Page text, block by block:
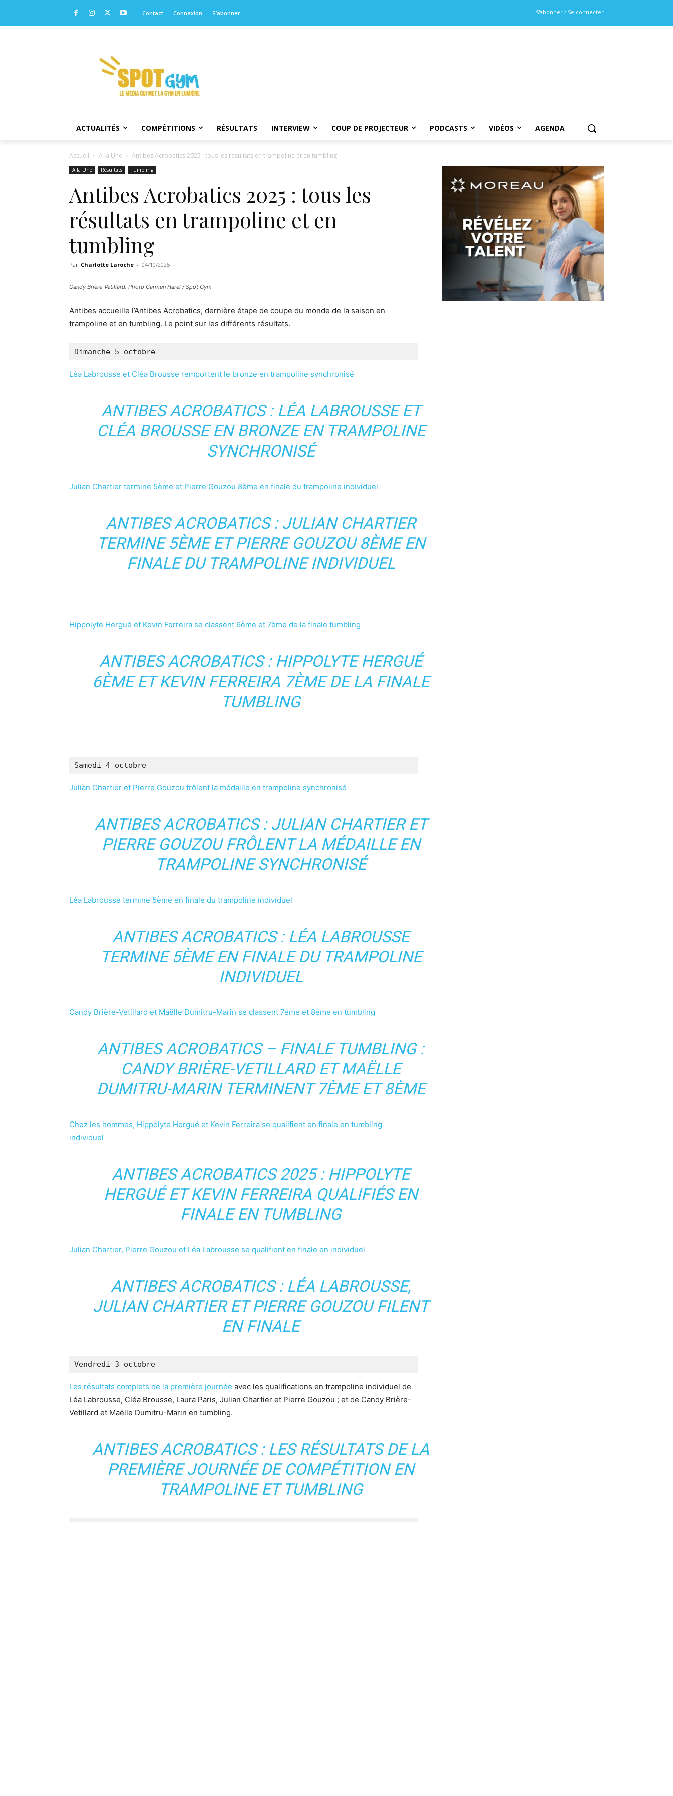
S'abonner / Se connecter
Contact Connexion S’abonner
ACTUALITÉS COMPÉTITIONS RÉSULTATS INTERVIEW COUP DE PROJECTEUR PODCASTS VIDÉOS AGENDA
Accueil A la Une Antibes Acrobatics 2025 : tous les résultats en trampoline et en tumbling
A la Une Résultats Tumbling
Antibes Acrobatics 2025 : tous les
résultats en trampoline et en
tumbling
Par Charlotte Laroche - 04/10/2025
Candy Brière-Vetillard. Photo Carmen Harel / Spot Gym
Antibes accueille l’Antibes Acrobatics, dernière étape de coupe du monde de la saison en
trampoline et en tumbling. Le point sur les différents résultats.
Dimanche 5 octobre
Léa Labrousse et Cléa Brousse remportent le bronze en trampoline synchronisé
ANTIBES ACROBATICS : LÉA LABROUSSE ET
CLÉA BROUSSE EN BRONZE EN TRAMPOLINE
SYNCHRONISÉ
Julian Chartier termine 5ème et Pierre Gouzou 8ème en finale du trampoline individuel
ANTIBES ACROBATICS : JULIAN CHARTIER
TERMINE 5ÈME ET PIERRE GOUZOU 8ÈME EN
FINALE DU TRAMPOLINE INDIVIDUEL
Hippolyte Hergué et Kevin Ferreira se classent 6ème et 7ème de la finale tumbling
ANTIBES ACROBATICS : HIPPOLYTE HERGUÉ
6ÈME ET KEVIN FERREIRA 7ÈME DE LA FINALE
TUMBLING
Samedi 4 octobre
Julian Chartier et Pierre Gouzou frôlent la médaille en trampoline synchronisé
ANTIBES ACROBATICS : JULIAN CHARTIER ET
PIERRE GOUZOU FRÔLENT LA MÉDAILLE EN
TRAMPOLINE SYNCHRONISÉ
Léa Labrousse termine 5ème en finale du trampoline individuel
ANTIBES ACROBATICS : LÉA LABROUSSE
TERMINE 5ÈME EN FINALE DU TRAMPOLINE
INDIVIDUEL
Candy Brière-Vetillard et Maëlle Dumitru-Marin se classent 7ème et 8ème en tumbling
ANTIBES ACROBATICS – FINALE TUMBLING :
CANDY BRIÈRE-VETILLARD ET MAËLLE
DUMITRU-MARIN TERMINENT 7ÈME ET 8ÈME
Chez les hommes, Hippolyte Hergué et Kevin Ferreira se qualifient en finale en tumbling
individuel
ANTIBES ACROBATICS 2025 : HIPPOLYTE
HERGUÉ ET KEVIN FERREIRA QUALIFIÉS EN
FINALE EN TUMBLING
Julian Chartier, Pierre Gouzou et Léa Labrousse se qualifient en finale en individuel
ANTIBES ACROBATICS : LÉA LABROUSSE,
JULIAN CHARTIER ET PIERRE GOUZOU FILENT
EN FINALE
Vendredi 3 octobre
Les résultats complets de la première journée avec les qualifications en trampoline individuel de
Léa Labrousse, Cléa Brousse, Laura Paris, Julian Chartier et Pierre Gouzou ; et de Candy Brière-
Vetillard et Maëlle Dumitru-Marin en tumbling.
ANTIBES ACROBATICS : LES RÉSULTATS DE LA
PREMIÈRE JOURNÉE DE COMPÉTITION EN
TRAMPOLINE ET TUMBLING